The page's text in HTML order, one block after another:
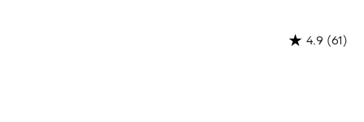
4.9 (61)